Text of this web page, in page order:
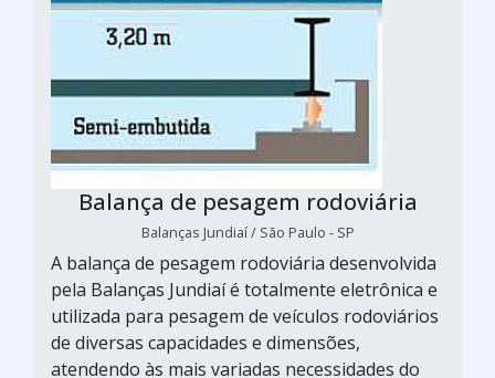
Balança de pesagem rodoviária
Balanças Jundiaí / São Paulo - SP
A balança de pesagem rodoviária desenvolvida
pela Balanças Jundiaí é totalmente eletrônica e
utilizada para pesagem de veículos rodoviários
de diversas capacidades e dimensões,
atendendo às mais variadas necessidades do